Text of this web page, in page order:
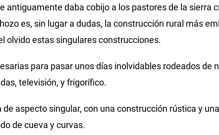
antiguamente daba cobijo a los pastores de la sierra
es, sin lugar a dudas, la construcción rural más
olvido estas singulares construcciones.
para pasar unos días inolvidables rodeados de
televisión, y frigorífico.
de aspecto singular, con una construcción rústica y
de cueva y curvas.